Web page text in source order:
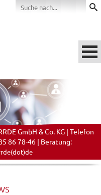
GmbH & Co. KG | Telefon
86 78-46 | Beratung: